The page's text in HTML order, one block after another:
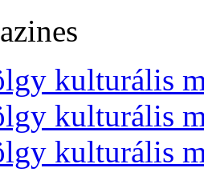
kulturális
kulturális
kulturális